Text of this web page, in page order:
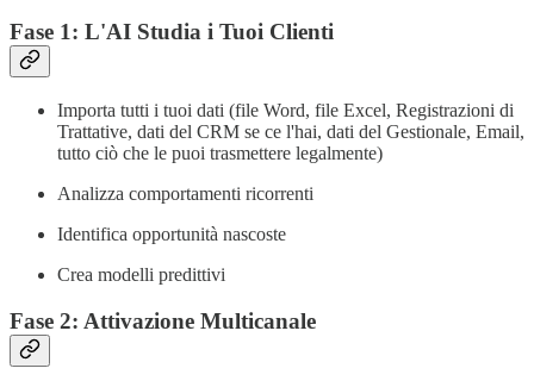
Fase 1: L'AI Studia i Tuoi Clienti
Importa tutti i tuoi dati (file Word, file Excel, Registrazioni di
Trattative, dati del CRM se ce l'hai, dati del Gestionale, Email,
tutto ciò che le puoi trasmettere legalmente)
Analizza comportamenti ricorrenti
Identifica opportunità nascoste
Crea modelli predittivi
Fase 2: Attivazione Multicanale